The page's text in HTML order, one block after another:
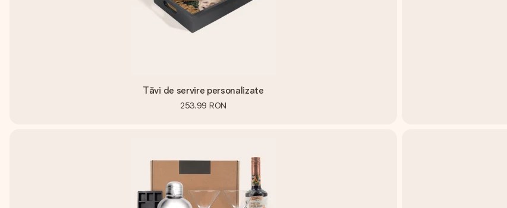
Tăvi de servire personalizate
253,99 RON